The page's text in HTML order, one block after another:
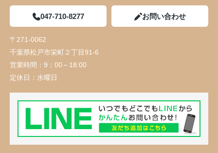
047-710-8277 お問い合わせ
〒271-0062
千葉県松戸市栄町２丁目91-6
営業時間： 9：00～18:00
定休日： 水曜日